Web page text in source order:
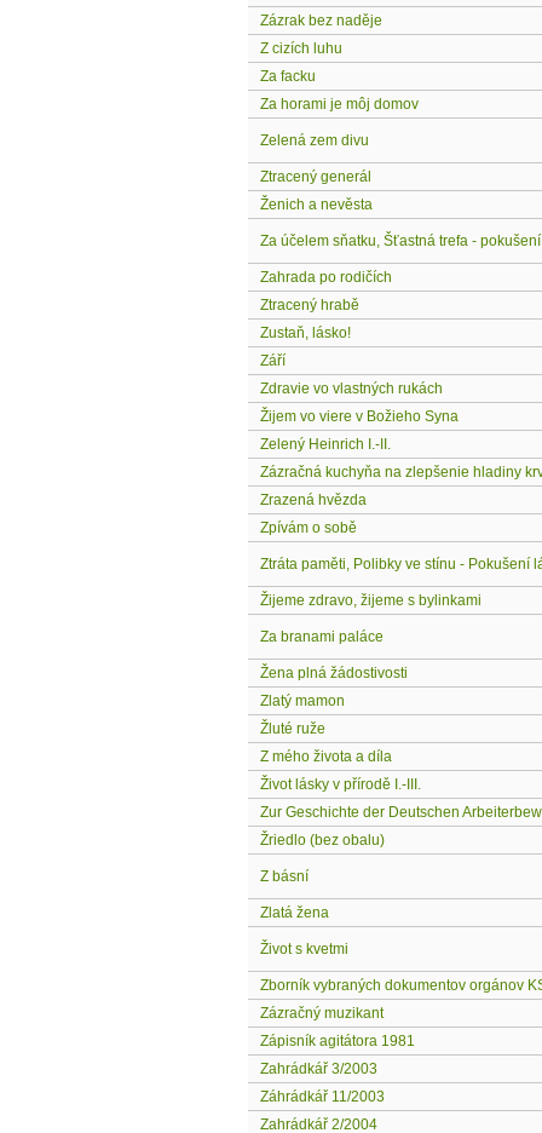
Zázrak bez naděje
Z cizích luhu
Za facku
Za horami je môj domov
Zelená zem divu
Ztracený generál
Ženich a nevěsta
Za účelem sňatku, Šťastná trefa -
Zahrada po rodičích
Ztracený hrabě
Zustaň, lásko!
Září
Zdravie vo vlastných rukách
Žijem vo viere v Božieho Syna
Zelený Heinrich I.-II.
Zázračná kuchyňa na zlepšenie hladiny
Zrazená hvězda
Zpívám o sobě
Ztráta paměti, Polibky ve stínu - Pokušení
Žijeme zdravo, žijeme s bylinkami
Za branami paláce
Žena plná žádostivosti
Zlatý mamon
Žluté ruže
Z mého života a díla
Život lásky v přírodě I.-III.
Zur Geschichte der Deutschen
Žriedlo (bez obalu)
Z básní
Zlatá žena
Život s kvetmi
Zborník vybraných dokumentov orgánov
Zázračný muzikant
Zápisník agitátora 1981
Zahrádkář 3/2003
Záhrádkář 11/2003
Zahrádkář 2/2004